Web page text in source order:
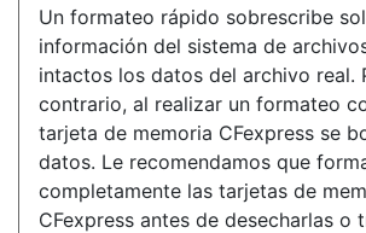
Un formateo rápido sobrescribe
información del sistema de
intactos los datos del archivo real.
contrario, al realizar un formateo
tarjeta de memoria CFexpress se
datos. Le recomendamos que
completamente las tarjetas de
CFexpress antes de desecharlas o